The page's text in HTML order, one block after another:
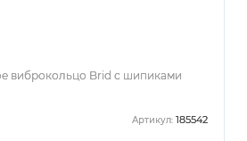
виброкольцо Brid с шипиками
Артикул: 185542